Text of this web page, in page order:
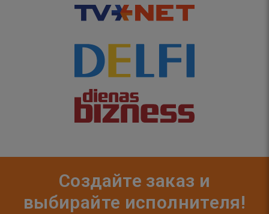
Создайте заказ и
выбирайте исполнителя!